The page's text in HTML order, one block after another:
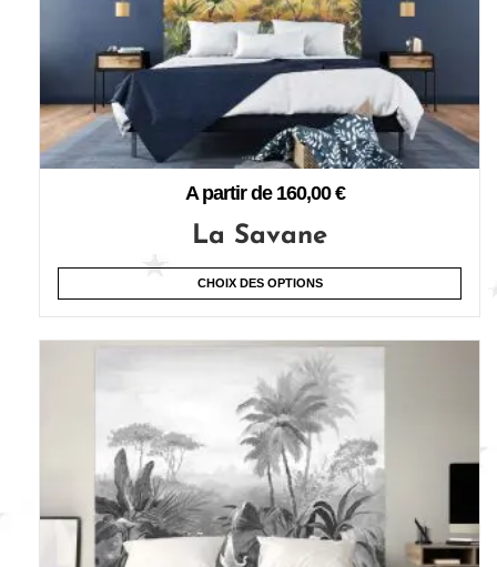
A partir de 160,00€
La Savane
CHOIX DES OPTIONS